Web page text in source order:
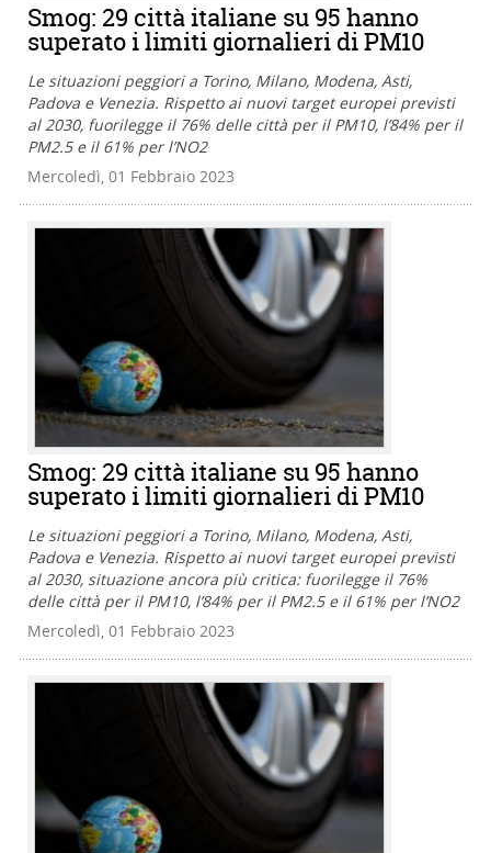
Smog: 29 città italiane su 95 hanno
superato i limiti giornalieri di PM10
Le situazioni peggiori a Torino, Milano, Modena, Asti,
Padova e Venezia. Rispetto ai nuovi target europei previsti
al 2030, fuorilegge il 76% delle città per il PM10, l’84% per il
PM2.5 e il 61% per l’NO2
Mercoledì, 01 Febbraio 2023
Smog: 29 città italiane su 95 hanno
superato i limiti giornalieri di PM10
Le situazioni peggiori a Torino, Milano, Modena, Asti,
Padova e Venezia. Rispetto ai nuovi target europei previsti
al 2030, situazione ancora più critica: fuorilegge il 76%
delle città per il PM10, l’84% per il PM2.5 e il 61% per l’NO2
Mercoledì, 01 Febbraio 2023